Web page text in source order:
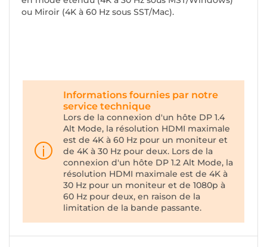
ou Miroir (4K à 60 Hz sous SST/Mac).
Informations fournies par notre
service technique
Lors de la connexion d'un hôte DP 1.4
Alt Mode, la résolution HDMI maximale
est de 4K à 60 Hz pour un moniteur et
de 4K à 30 Hz pour deux. Lors de la
connexion d'un hôte DP 1.2 Alt Mode, la
résolution HDMI maximale est de 4K à
30 Hz pour un moniteur et de 1080p à
60 Hz pour deux, en raison de la
limitation de la bande passante.